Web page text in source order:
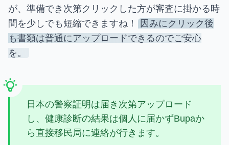
が、準備でき次第クリックした方が審査に掛かる時
間を少しでも短縮できますね！
因みにクリック後
も書類は普通にアップロードできるのでご安心
を。
日本の警察証明は届き次第アップロード
し、健康診断の結果は個人に届かずBupaか
ら直接移民局に連絡が行きます。